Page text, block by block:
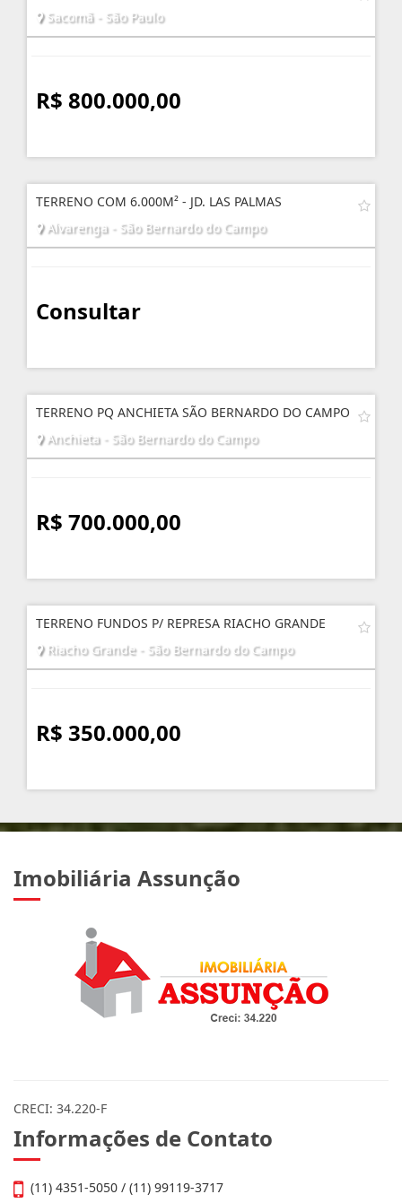
Sacomã - São Paulo
R$ 800.000,00
TERRENO COM 6.000M² - JD. LAS PALMAS
Alvarenga - São Bernardo do Campo
Consultar
TERRENO PQ ANCHIETA SÃO BERNARDO DO CAMPO
Anchieta - São Bernardo do Campo
R$ 700.000,00
TERRENO FUNDOS P/ REPRESA RIACHO GRANDE
Riacho Grande - São Bernardo do Campo
R$ 350.000,00
Imobiliária Assunção
CRECI: 34.220-F
Informações de Contato
(11) 4351-5050 / (11) 99119-3717